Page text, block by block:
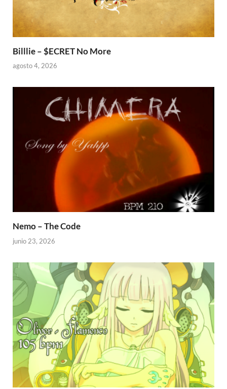
Billlie – $ECRET No More
agosto 4, 2026
Nemo – The Code
junio 23, 2026